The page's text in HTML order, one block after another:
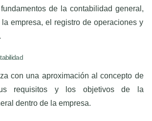
de la contabilidad general,
empresa, el registro de operaciones y
con una aproximación al concepto de
requisitos y los objetivos de la
dentro de la empresa.